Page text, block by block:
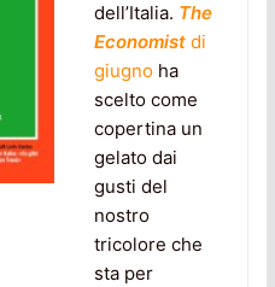
dell’Italia. The
Economistdi
giugnoha
scelto come
copertina un
gelato dai
gusti del
nostro
tricolore che
sta per